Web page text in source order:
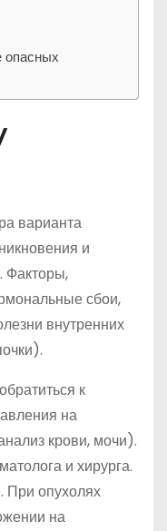
опасных
варианта
и
Факторы,
сбои,
внутренних
к
на
крови, мочи).
и хирурга.
При опухолях
на